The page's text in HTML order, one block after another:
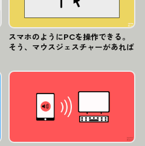
スマホのようにPCを操作できる。
そう、マウスジェスチャーがあれば